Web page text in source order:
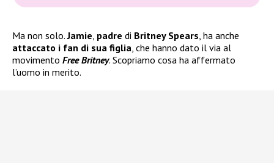
Ma non solo.Jamie padre di Britney Spears , ha anche
attaccato i fan di sua figlia , che hanno dato il via al
movimento Free Britney. Scopriamo cosa ha affermato
l’uomo in merito.